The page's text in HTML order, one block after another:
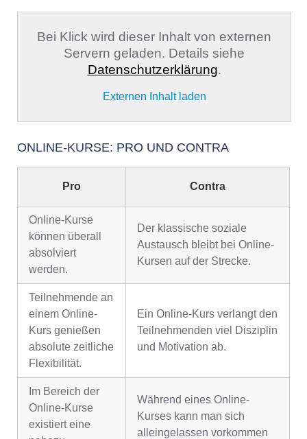
Bei Klick wird dieser Inhalt von externen
Servern geladen. Details siehe
Datenschutzerklärung.
Externen Inhalt laden
ONLINE-KURSE: PRO UND CONTRA
Pro Contra
Online-Kurse
können überall
absolviert
werden.
Der klassische soziale
Austausch bleibt bei Online-
Kursen auf der Strecke.
Teilnehmende an
einem Online-
Kurs genießen
absolute zeitliche
Flexibilität.
Ein Online-Kurs verlangt den
Teilnehmenden viel Disziplin
und Motivation ab.
Im Bereich der
Online-Kurse
existiert eine
Während eines Online-
Kurses kann man sich
alleingelassen vorkommen